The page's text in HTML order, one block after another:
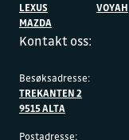
LEXUS
MAZDA
VOYAH
Kontakt oss:
Besøksadresse:
TREKANTEN 2
9515 ALTA
Postadresse: